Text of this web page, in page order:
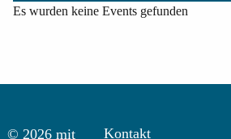
Es wurden keine Events gefunden
© 2026 mit Kontakt